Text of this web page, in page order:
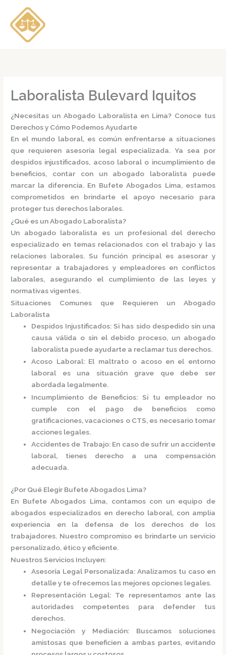
contenido
Laboralista Bulevard Iquitos
¿Necesitas un Abogado Laboralista en Lima? Conoce tus
Derechos y Cómo Podemos Ayudarte
En el mundo laboral, es común enfrentarse a situaciones
que requieren asesoría legal especializada. Ya sea por
despidos injustificados, acoso laboral o incumplimiento de
beneficios, contar con un abogado laboralista puede
marcar la diferencia. En Bufete Abogados Lima, estamos
comprometidos en brindarte el apoyo necesario para
proteger tus derechos laborales.
¿Qué es un Abogado Laboralista?
Un abogado laboralista es un profesional del derecho
especializado en temas relacionados con el trabajo y las
relaciones laborales.
Su función principal es asesorar y
representar a trabajadores y empleadores en conflictos
laborales, asegurando el cumplimiento de las leyes y
normativas vigentes.
Situaciones Comunes que Requieren un Abogado
Laboralista
Despidos Injustificados: Si has sido despedido sin una
causa válida o sin el debido proceso, un abogado
laboralista puede ayudarte a reclamar tus derechos.
Acoso Laboral: El maltrato o acoso en el entorno
laboral es una situación grave que debe ser
abordada legalmente.
Incumplimiento de Beneficios: Si tu empleador no
cumple con el pago de beneficios como
gratificaciones, vacaciones o CTS, es necesario tomar
acciones legales.
Accidentes de Trabajo: En caso de sufrir un accidente
laboral, tienes derecho a una compensación
adecuada.
¿Por Qué Elegir Bufete Abogados Lima?
En Bufete Abogados Lima, contamos con un equipo de
abogados especializados en derecho laboral, con amplia
experiencia en la defensa de los derechos de los
trabajadores. Nuestro compromiso es brindarte un servicio
personalizado, ético y eficiente.
Nuestros Servicios Incluyen:
Asesoría Legal Personalizada:Analizamos tu caso en
detalle y te ofrecemos las mejores opciones legales.
Representación Legal: Te representamos ante las
autoridades competentes para defender tus
derechos.
Negociación y Mediación: Buscamos soluciones
amistosas que beneficien a ambas partes, evitando